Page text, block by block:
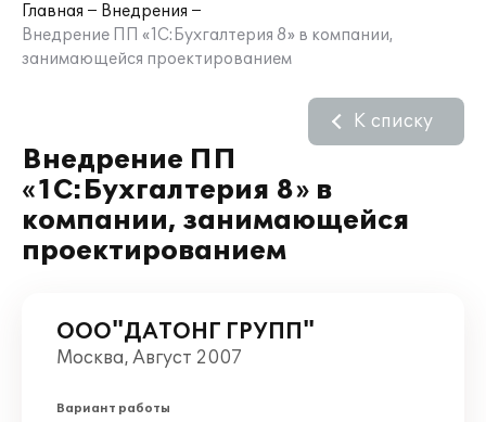
Главная
Внедрения
Внедрение ПП «1С:Бухгалтерия 8» в компании,
занимающейся проектированием
Внедрение ПП
«1С:Бухгалтерия 8» в
компании, занимающейся
проектированием
К списку
ООО"ДАТОНГ ГРУПП"
Москва, Август 2007
Вариант работы